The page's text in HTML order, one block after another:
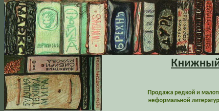
Книжный
Продажа редкой и
неформальной